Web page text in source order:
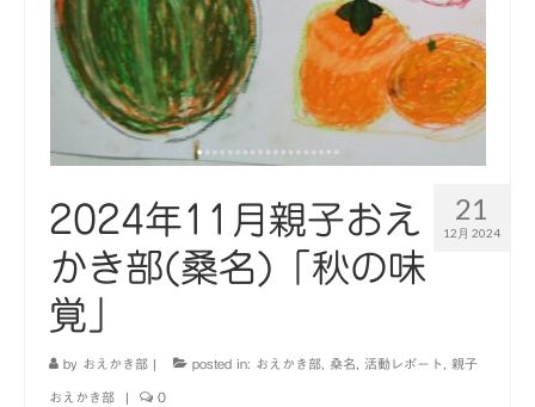
21
12月 2024
2024年11月親子おえ
かき部(桑名)「秋の味
覚」
by おえかき部 | posted in: おえかき部, 桑名, 活動レポート , 親子
おえかき部 | 0